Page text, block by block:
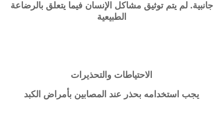
جانبية. لم يتم توثيق مشاكل الإنسان فيما يتعلق بالرضاعة
الطبيعية
الاحتياطات والتحذيرات
يجب استخدامه بحذر عند المصابين بأمراض الكبد